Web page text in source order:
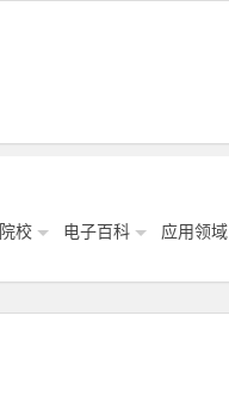
校 电子百科 应用领域